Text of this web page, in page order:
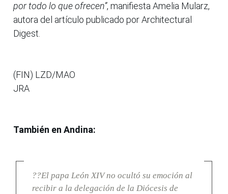
por todo lo que ofrecen”, manifiesta Amelia Mularz,
autora del artículo publicado por Architectural
Digest.
(FIN) LZD/MAO
JRA
También en Andina:
??El papa León XIV no ocultó su emoción al
recibir a la delegación de la Diócesis de